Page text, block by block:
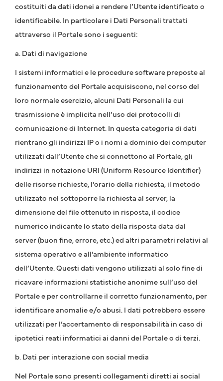
costituiti da dati idonei a rendere l’Utente identificato o
identificabile. In particolare i Dati Personali trattati
attraverso il Portale sono i seguenti:
a. Dati di navigazione
I sistemi informatici e le procedure software preposte al
funzionamento del Portale acquisiscono, nel corso del
loro normale esercizio, alcuni Dati Personali la cui
trasmissione è implicita nell’uso dei protocolli di
comunicazione di Internet. In questa categoria di dati
rientrano gli indirizzi IP o i nomi a dominio dei computer
utilizzati dall’Utente che si connettono al Portale, gli
indirizzi in notazione URI (Uniform Resource Identifier)
delle risorse richieste, l’orario della richiesta, il metodo
utilizzato nel sottoporre la richiesta al server, la
dimensione del file ottenuto in risposta, il codice
numerico indicante lo stato della risposta data dal
server (buon fine, errore, etc.) ed altri parametri relativi al
sistema operativo e all’ambiente informatico
dell’Utente. Questi dati vengono utilizzati al solo fine di
ricavare informazioni statistiche anonime sull’uso del
Portale e per controllarne il corretto funzionamento, per
identificare anomalie e/o abusi. I dati potrebbero essere
utilizzati per l’accertamento di responsabilità in caso di
ipotetici reati informatici ai danni del Portale o di terzi.
b. Dati per interazione con social media
Nel Portale sono presenti collegamenti diretti ai social